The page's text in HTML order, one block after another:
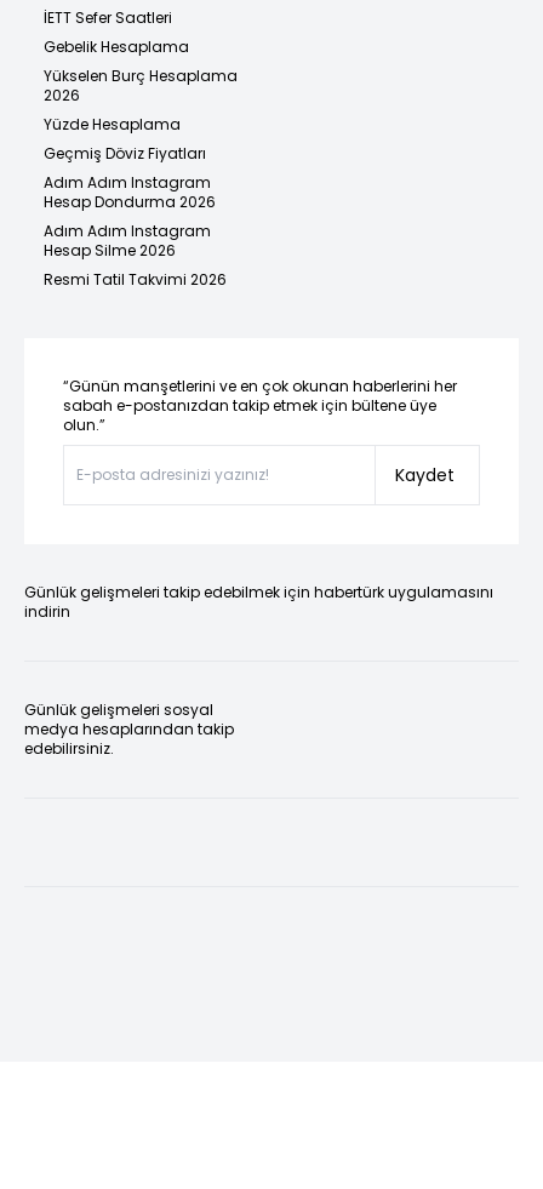
İETT Sefer Saatleri
Gebelik Hesaplama
Yükselen Burç Hesaplama
2026
Yüzde Hesaplama
Geçmiş Döviz Fiyatları
Adım Adım Instagram
Hesap Dondurma 2026
Adım Adım Instagram
Hesap Silme 2026
Resmi Tatil Takvimi 2026
“Günün manşetlerini ve en çok okunan haberlerini her
sabah e-postanızdan takip etmek için bültene üye
olun.”
Kaydet
Günlük gelişmeleri takip edebilmek için habertürk uygulamasını
indirin
Günlük gelişmeleri sosyal
medya hesaplarından takip
edebilirsiniz.